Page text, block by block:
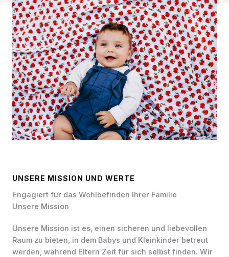
UNSERE MISSION UND WERTE
Engagiert für das Wohlbefinden Ihrer Familie
Unsere Mission
Unsere Mission ist es, einen sicheren und liebevollen
Raum zu bieten, in dem Babys und Kleinkinder betreut
werden, während Eltern Zeit für sich selbst finden. Wir